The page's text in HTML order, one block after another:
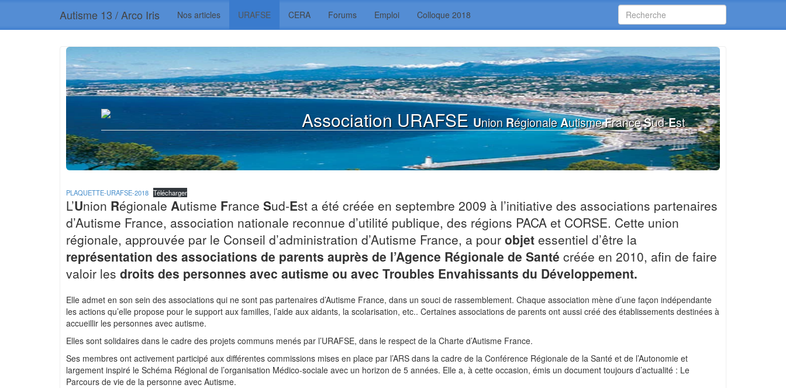
Autisme 13 / Arco Iris Nos articles URAFSE CERA Forums Emploi Colloque 2018
Association URAFSEUnion RégionaleAutismeFranceSud-Est
PLAQUETTE-URAFSE-2018 Télécharger
L’Union Régionale Autisme France Sud-Est a été créée en septembre 2009 à l’initiative des associations partenaires
d’Autisme France, association nationale reconnue d’utilité publique, des régions PACA et CORSE. Cette union
régionale, approuvée par le Conseil d’administration d’Autisme France, a pour objet essentiel d’être la
représentation des associations de parents auprès de l’Agence Régionale de Santé créée en 2010, afin de faire
valoir les droits des personnes avec autisme ou avec Troubles Envahissants du Développement.
Elle admet en son sein des associations qui ne sont pas partenaires d’Autisme France, dans un souci de rassemblement. Chaque association mène d’une façon indépendante
les actions qu’elle propose pour le support aux familles, l’aide aux aidants, la scolarisation, etc.. Certaines associations de parents ont aussi créé des établissements destinées à
accueillir les personnes avec autisme.
Elles sont solidaires dans le cadre des projets communs menés par l’URAFSE, dans le respect de la Charte d’Autisme France.
Ses membres ont activement participé aux différentes commissions mises en place par l’ARS dans la cadre de la Conférence Régionale de la Santé et de l’Autonomie et
largement inspiré le Schéma Régional de l’organisation Médico-sociale avec un horizon de 5 années. Elle a, à cette occasion, émis un document toujours d’actualité : Le
Parcours de vie de la personne avec Autisme.